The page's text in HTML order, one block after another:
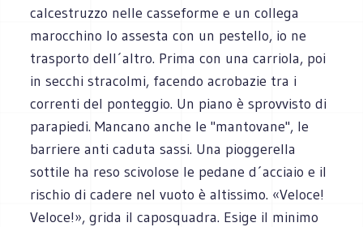
calcestruzzo nelle casseforme e un collega
marocchino lo assesta con un pestello, io ne
trasporto dell´altro. Prima con una carriola, poi
in secchi stracolmi, facendo acrobazie tra i
correnti del ponteggio. Un piano è sprovvisto di
parapiedi. Mancano anche le "mantovane", le
barriere anti caduta sassi. Una pioggerella
sottile ha reso scivolose le pedane d´acciaio e il
rischio di cadere nel vuoto è altissimo. «Veloce!
Veloce!», grida il caposquadra. Esige il minimo